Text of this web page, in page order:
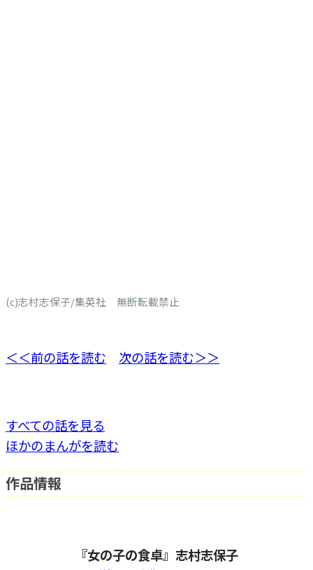
(c)志村志保子/集英社 無断転載禁止
＜＜前の話を読む 次の話を読む＞＞
すべての話を見る
ほかのまんがを読む
作品情報
『女の子の食卓』志村志保子